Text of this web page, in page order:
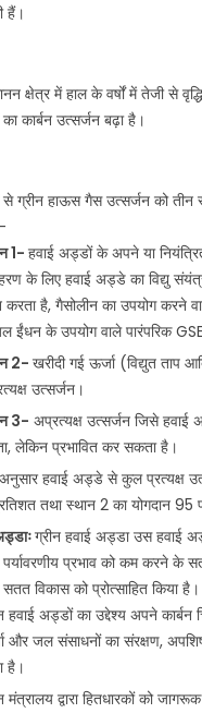
हैं।
क्षेत्र में हाल के वर्षों में तेजी से
कार्बन उत्सर्जन बढ़ा है।
ग्रीन हाऊस गैस उत्सर्जन को तीन
1- हवाई अड्डों के अपने या
के लिए हवाई अड्डे का विद्यु
है, गैसोलीन का उपयोग करने
ईंधन के उपयोग वाले पारंपरिक
2- खरीदी गई ऊर्जा (विद्युत ताप
उत्सर्जन।
3- अप्रत्यक्ष उत्सर्जन जिसे हवाई
लेकिन प्रभावित कर सकता है।
हवाई अड्डे से कुल प्रत्यक्ष
तथा स्थान 2 का योगदान 95
ग्रीन हवाई अड्डा उस हवाई
प्रभाव को कम करने के
विकास को प्रोत्साहित किया है।
हवाई अड्डों का उद्देश्य अपने कार्बन
और जल संसाधनों का संरक्षण,
है।
मंत्रालय द्वारा हितधारकों को